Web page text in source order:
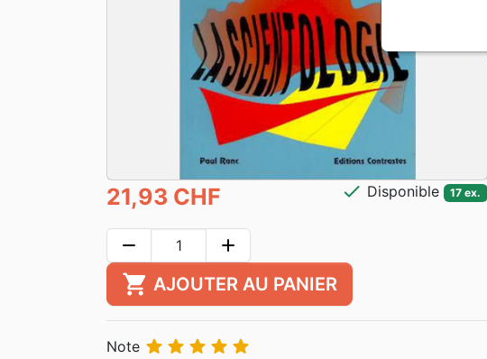
21,93 CHF check Disponible 17 ex.
remove add
shopping_cart AJOUTER AU PANIER
Note     